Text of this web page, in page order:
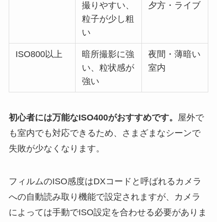
撮りやすい、
粒子が少し粗
い
夕方・ライブ
ISO800以上
暗所撮影に強
い、粒状感が
強い
夜間・薄暗い
室内
初心者には万能なISO400がおすすめです。 屋外で
も室内でも対応できるため、さまざまなシーンで
失敗が少なくなります。
フィルムのISO感度はDXコードと呼ばれるカメラ
への自動読み取り機能で設定されますが、カメラ
によっては手動でISO設定を合わせる必要がありま